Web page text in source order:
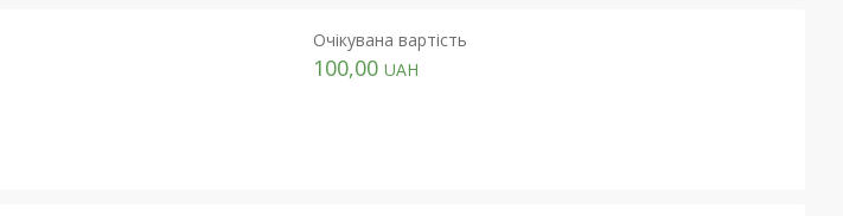
Очікувана вартість
100,00 UAH